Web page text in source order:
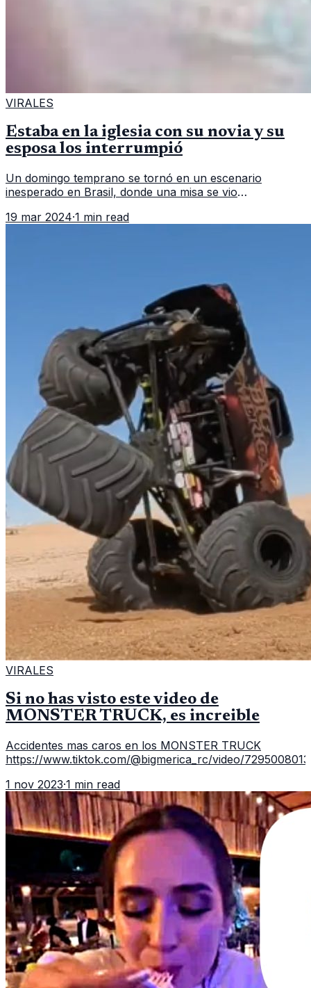
VIRALES
Estaba en la iglesia con su novia y su
esposa los interrumpió
Un domingo temprano se tornó en un escenario
inesperado en Brasil, donde una misa se vio
difundido en redes sociales. La escen
19 mar 2024·1 min read
VIRALES
Si no has visto este video de
MONSTER TRUCK, es increible
Accidentes mas caros en los MONSTER TRUCK
https://www.tiktok.com/@bigmerica_rc/video/
1 nov 2023·1 min read